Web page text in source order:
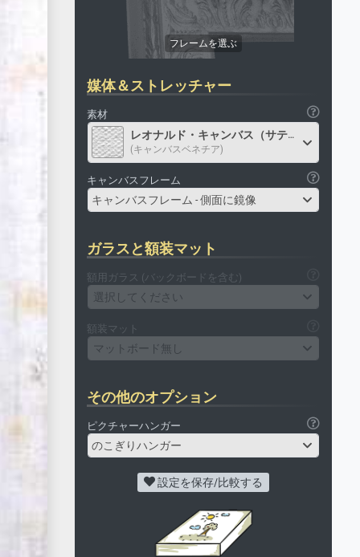
媒体＆ストレッチャー
素材
レオナルド・キャンバス（サテン）
(キャンバスベネチア)
キャンバスフレーム
キャンバスフレーム - 側面に鏡像
ガラスと額装マット
額用ガラス (バックボードを含む)
選択してください
額装マット
マットボード無し
その他のオプション
ピクチャーハンガー
のこぎりハンガー
設定を保存/比較する